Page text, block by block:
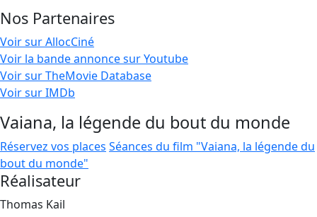
Nos Partenaires
Voir sur AllocCiné
Voir la bande annonce sur Youtube
Voir sur TheMovie Database
Voir sur IMDb
Vaiana, la légende du bout du monde
Réservez vos places Séances du film "Vaiana, la légende du
bout du monde"
Réalisateur
Thomas Kail